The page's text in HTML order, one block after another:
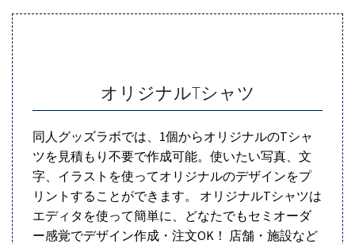
オリジナルTシャツ
同人グッズラボでは、1個からオリジナルのTシャ
ツを見積もり不要で作成可能。使いたい写真、文
字、イラストを使ってオリジナルのデザインをプ
リントすることができます。 オリジナルTシャツは
エディタを使って簡単に、どなたでもセミオーダ
ー感覚でデザイン作成・注文OK！ 店舗・施設など